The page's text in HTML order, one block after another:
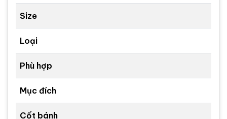
Size
Loại
Phù hợp
Mục đích
Cốt bánh